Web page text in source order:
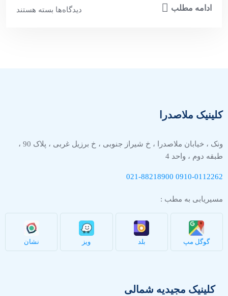
ادامه مطلب دیدگاه‌ها بسته هستند
کلینیک ملاصدرا
ونک ، خیابان ملاصدرا ، خ شیراز جنوبی ، خ برزیل غربی ، پلاک 90 ،
طبقه دوم ، واحد 4
0910-0112262
021-88218900
مسیریابی به مطب :
گوگل مپ بلد ویز نشان
کلینیک مجیدیه شمالی